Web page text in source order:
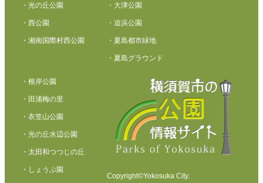
・光の丘公園
・西公園
・湘南国際村西公園
・大津公園
・追浜公園
・夏島都市緑地
・夏島グラウンド
・根岸公園
・田浦梅の里
・衣笠山公園
・光の丘水辺公園
・太田和つつじの丘
・しょうぶ園
Copyright©Yokosuka City.